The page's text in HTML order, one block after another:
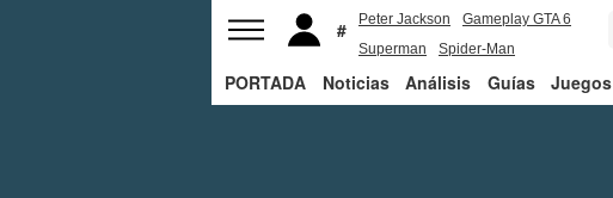
Peter Jackson
Gameplay GTA 6
Superman
Spider-Man
PORTADA Noticias Análisis Guías Juegos